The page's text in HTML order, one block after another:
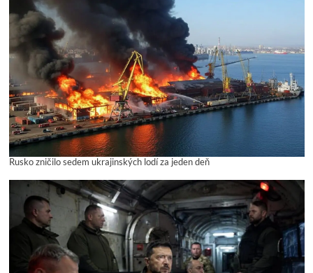
Rusko zničilo sedem ukrajinských lodí za jeden deň